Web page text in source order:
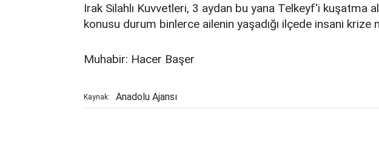
Irak Silahlı Kuvvetleri, 3 aydan bu yana Telkeyf'i kuşatma
konusu durum binlerce ailenin yaşadığı ilçede insani krize
Muhabir: Hacer Başer
Kaynak: Anadolu Ajansı